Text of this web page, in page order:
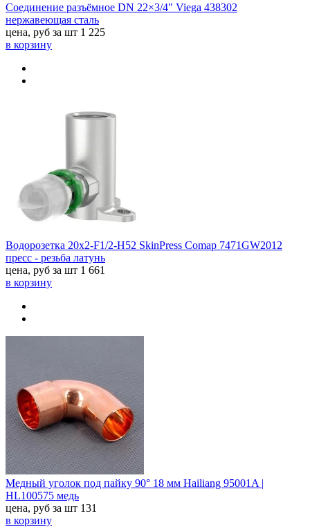
Соединение разъёмное DN 22×3/4" Viega 438302
нержавеющая сталь
цена, руб за шт 1 225
в корзину
Водорозетка 20x2-F1/2-H52 SkinPress Comap 7471GW2012
пресс - резьба латунь
цена, руб за шт 1 661
в корзину
Медный уголок под пайку 90° 18 мм Hailiang 95001A |
HL100575 медь
цена, руб за шт 131
в корзину